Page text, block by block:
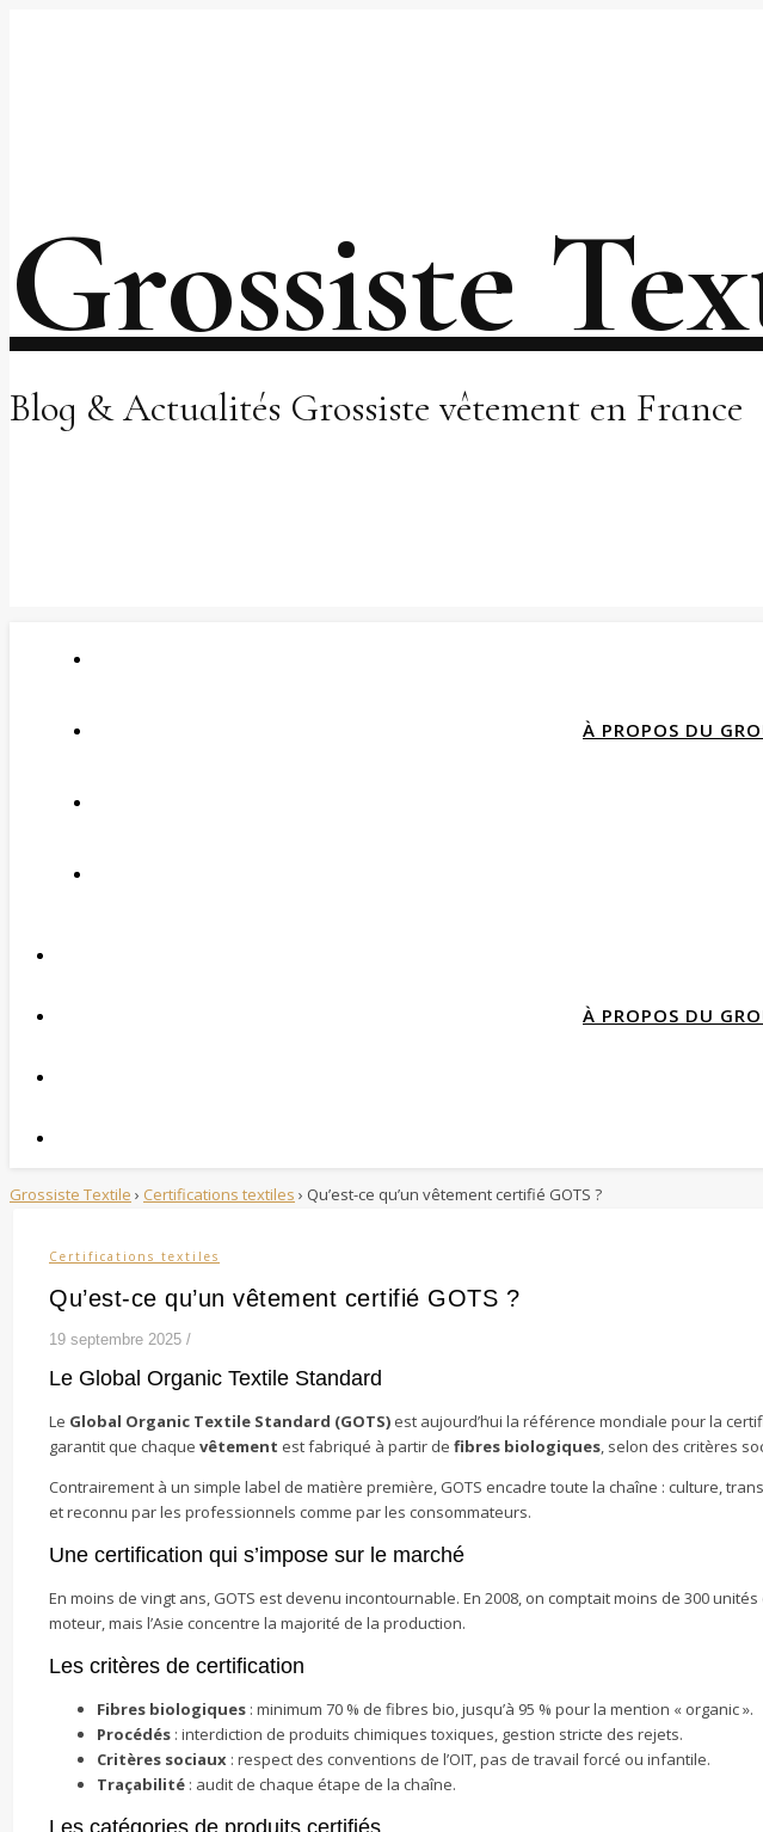
Grossiste
Blog & Actualités Grossiste vêtement en France
À PROPOS DU
À PROPOS DU
Grossiste Textile › Certifications textiles › Qu’est-ce qu’un vêtement certifié GOTS ?
Certifications textiles
Qu’est-ce qu’un vêtement certifié GOTS ?
19 septembre 2025 /
Le Global Organic Textile Standard
Le Global Organic Textile Standard (GOTS) est aujourd’hui la référence mondiale pour la
garantit que chaque vêtement est fabriqué à partir de fibres biologiques, selon des critères
Contrairement à un simple label de matière première, GOTS encadre toute la chaîne : culture,
et reconnu par les professionnels comme par les consommateurs.
Une certification qui s’impose sur le marché
En moins de vingt ans, GOTS est devenu incontournable. En 2008, on comptait moins de 300
moteur, mais l’Asie concentre la majorité de la production.
Les critères de certification
Fibres biologiques : minimum 70 % de fibres bio, jusqu’à 95 % pour la mention « organic ».
Procédés : interdiction de produits chimiques toxiques, gestion stricte des rejets.
Critères sociaux : respect des conventions de l’OIT, pas de travail forcé ou infantile.
Traçabilité : audit de chaque étape de la chaîne.
Les catégories de produits certifiés